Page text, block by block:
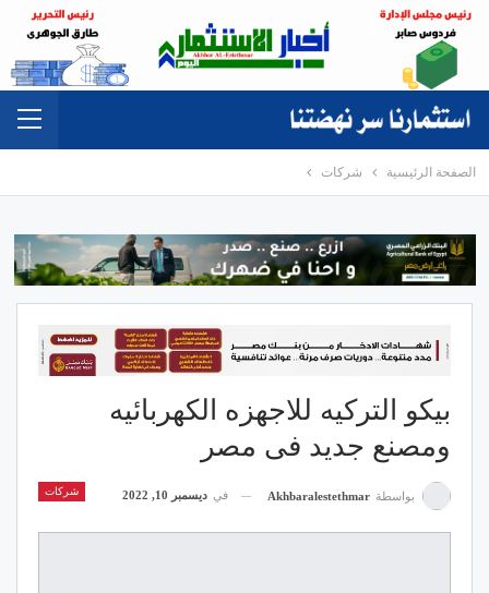
الصفحة الرئيسية شركات
بيكو التركيه للاجهزه الكهربائيه
ومصنع جديد فى مصر
شركات بواسطة Akhbaralestethmar في ديسمبر 10, 2022